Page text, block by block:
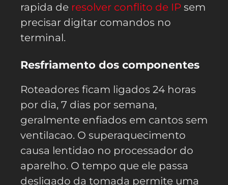
rapida de resolver conflito de IP sem
precisar digitar comandos no
terminal.
Resfriamento dos componentes
Roteadores ficam ligados 24 horas
por dia, 7 dias por semana,
geralmente enfiados em cantos sem
ventilacao. O superaquecimento
causa lentidao no processador do
aparelho. O tempo que ele passa
desligado da tomada permite uma